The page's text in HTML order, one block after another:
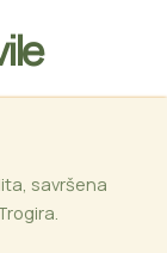
savršena